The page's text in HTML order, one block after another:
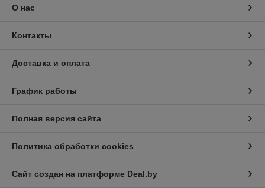
О нас
Контакты
Доставка и оплата
График работы
Полная версия сайта
Политика обработки cookies
Сайт создан на платформе Deal.by